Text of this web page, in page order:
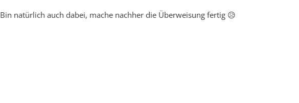
Bin natürlich auch dabei, mache nachher die Überweisung fertig 😥